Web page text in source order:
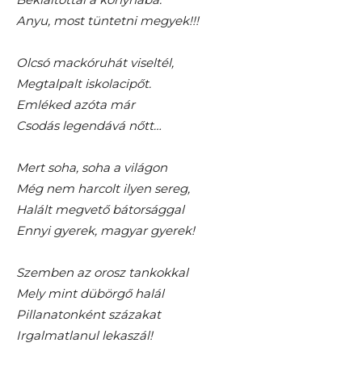
Anyu, most tüntetni megyek!!!
Olcsó mackóruhát viseltél,
Megtalpalt iskolacipőt.
Emléked azóta már
Csodás legendává nőtt…
Mert soha, soha a világon
Még nem harcolt ilyen sereg,
Halált megvető bátorsággal
Ennyi gyerek, magyar gyerek!
Szemben az orosz tankokkal
Mely mint dübörgő halál
Pillanatonként százakat
Irgalmatlanul lekaszál!